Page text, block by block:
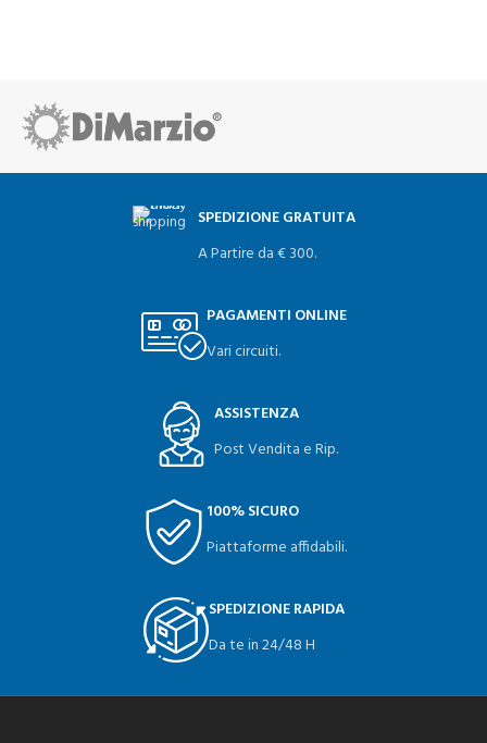
SPEDIZIONE GRATUITA
A Partire da € 300.
PAGAMENTI ONLINE
Vari circuiti.
ASSISTENZA
Post Vendita e Rip.
100% SICURO
Piattaforme affidabili.
SPEDIZIONE RAPIDA
Da te in 24/48 H